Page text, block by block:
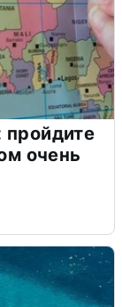
очень